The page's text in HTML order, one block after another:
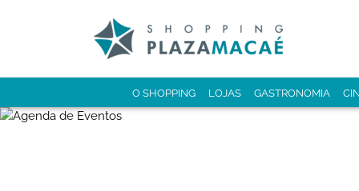
O SHOPPING LOJAS GASTRONOMIA